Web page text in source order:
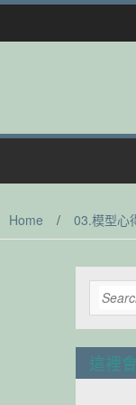
Home / 03.模型心
這裡